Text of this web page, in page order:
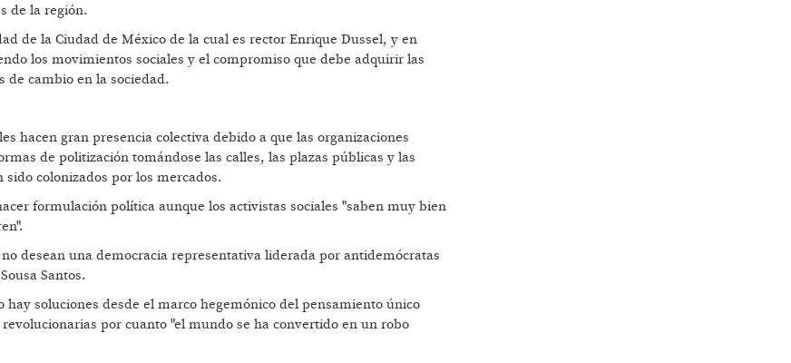
de la región.
de la Ciudad de México de la cual es rector Enrique Dussel, y en
los movimientos sociales y el compromiso que debe adquirir las
de cambio en la sociedad.
hacen gran presencia colectiva debido a que las organizaciones
de politización tomándose las calles, las plazas públicas y las
colonizados por los mercados.
formulación política aunque los activistas sociales "saben muy bien
desean una democracia representativa liderada por antidemócratas
Santos.
soluciones desde el marco hegemónico del pensamiento único
por cuanto "el mundo se ha convertido en un robo